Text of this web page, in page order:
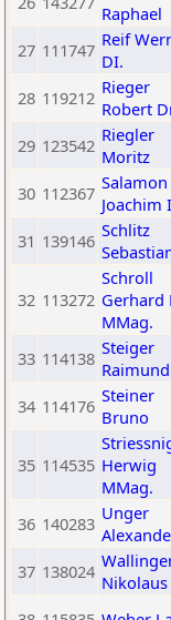
Raphael
27 111747 Reif
DI.
28 119212 Rieger
Robert
29 123542 Riegler
Moritz
30 112367 Salamon
Joachim
31 139146 Schlitz
32 113272
Schroll
Gerhard
MMag.
33 114138 Steiger
Raimund
34 114176 Steiner
Bruno
35 114535 Herwig
MMag.
36 140283 Unger
37 138024 Nikolaus